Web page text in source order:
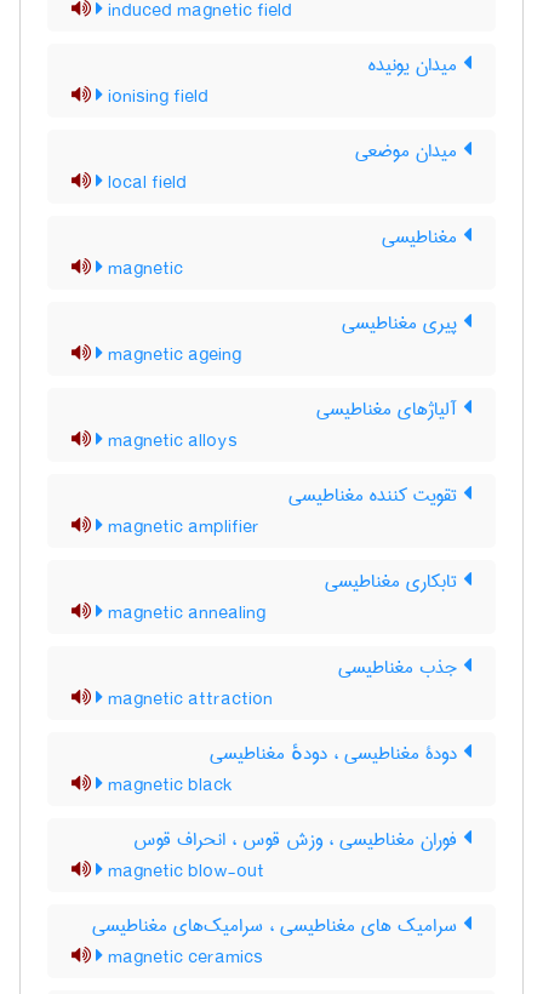
induced magnetic field
میدان یونیده
ionising field
میدان موضعی
local field
مغناطیسی
magnetic
پیری مغناطیسی
magnetic ageing
آلیاژهای مغناطیسی
magnetic alloys
تقویت کننده مغناطیسی
magnetic amplifier
تابکاری مغناطیسی
magnetic annealing
جذب مغناطیسی
magnetic attraction
دودۀ مغناطیسی ، دودهٔ مغناطیسی
magnetic black
فوران مغناطیسی ، وزش قوس ، انحراف قوس
magnetic blow-out
سرامیک های مغناطیسی ، سرامیک‌های مغناطیسی
magnetic ceramics